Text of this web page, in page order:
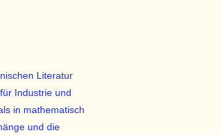
Literatur
Industrie und
in mathematisch
und die